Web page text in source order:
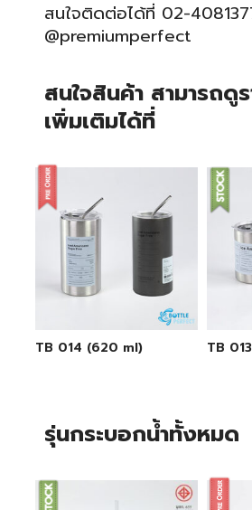
สนใจติดต่อได้ที่ 02-
@premiumperfect
สนใจสินค้า สามารถดู
เพิ่มเติมได้ที่
TB 014 (620 ml) TB
รุ่นกระบอกน้ำทั้งหมด